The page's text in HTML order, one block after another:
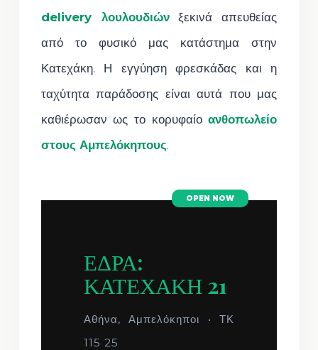
delivery λουλουδιώνξεκινά απευθείας
από το φυσικό μας κατάστημα στην
Κατεχάκη. Η εγγύηση φρεσκάδας και η
ταχύτητα παράδοσης είναι αυτά που μας
καθιέρωσαν ως το κορυφαίοανθοπωλείο
στους Αμπελόκηπους.
OPEN NOW
ΕΔΡΑ:
ΚΑΤΕΧΑΚΗ 21
Αθήνα, Αμπελόκηποι • ΤΚ
115 25